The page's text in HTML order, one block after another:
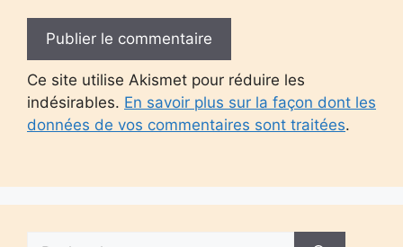
Ce site utilise Akismet pour réduire les
indésirables. En savoir plus sur la façon dont les
données de vos commentaires sont traitées.